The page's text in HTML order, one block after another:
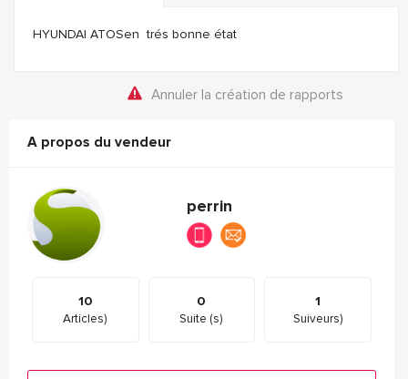
HYUNDAI ATOSen trés bonne état
Annuler la création de rapports
A propos du vendeur
perrin
10
Articles)
0
Suite (s)
1
Suiveurs)